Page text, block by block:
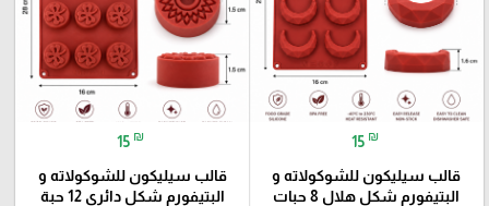
15 ₪
قالب سيليكون للشوكولاته و
البتيفورم شكل هلال 8 حبات
15 ₪
قالب سيليكون للشوكولاته و
البتيفورم شكل دائري 12 حبة